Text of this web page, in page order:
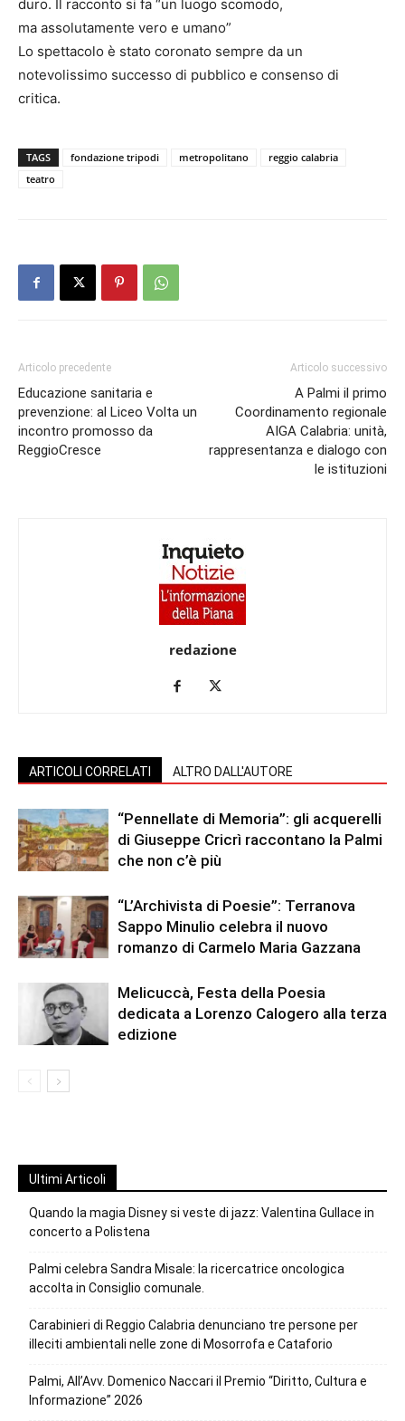
duro. Il racconto si fa “un luogo scomodo,
ma assolutamente vero e umano”
Lo spettacolo è stato coronato sempre da un
notevolissimo successo di pubblico e consenso di
critica.
TAGS fondazione tripodi metropolitano
reggio calabria
teatro
Articolo precedente
Educazione sanitaria e
prevenzione: al Liceo Volta un
incontro promosso da
ReggioCresce
Articolo successivo
A Palmi il primo
Coordinamento regionale
AIGA Calabria: unità,
rappresentanza e dialogo con
le istituzioni
redazione
ARTICOLI CORRELATI ALTRO DALL'AUTORE
“Pennellate di Memoria”: gli acquerelli
di Giuseppe Cricrì raccontano la Palmi
che non c’è più
“L’Archivista di Poesie”: Terranova
Sappo Minulio celebra il nuovo
romanzo di Carmelo Maria Gazzana
Melicuccà, Festa della Poesia
dedicata a Lorenzo Calogero alla terza
edizione
Ultimi Articoli
Quando la magia Disney si veste di jazz: Valentina Gullace in
concerto a Polistena
Palmi celebra Sandra Misale: la ricercatrice oncologica
accolta in Consiglio comunale.
Carabinieri di Reggio Calabria denunciano tre persone per
illeciti ambientali nelle zone di Mosorrofa e Cataforio
Palmi, All’Avv. Domenico Naccari il Premio “Diritto, Cultura e
Informazione” 2026